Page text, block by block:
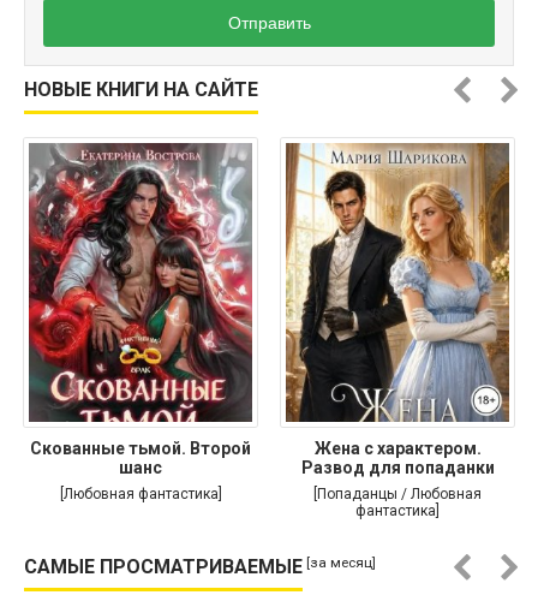
Отправить
НОВЫЕ КНИГИ НА САЙТЕ
Скованные тьмой. Второй
шанс
[Любовная фантастика]
Жена с характером.
Развод для попаданки
[Попаданцы / Любовная
фантастика]
САМЫЕ ПРОСМАТРИВАЕМЫЕ [за месяц]